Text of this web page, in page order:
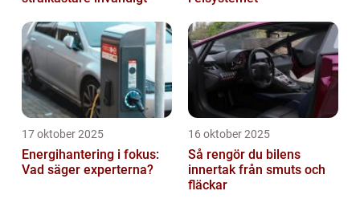
17 oktober 2025
Energihantering i fokus:
Vad säger experterna?
16 oktober 2025
Så rengör du bilens
innertak från smuts och
fläckar